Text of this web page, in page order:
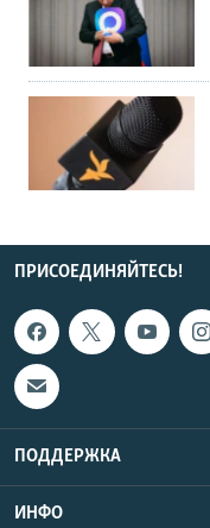
ПРИСОЕДИНЯЙТЕСЬ!
ПОДДЕРЖКА
ИНФО